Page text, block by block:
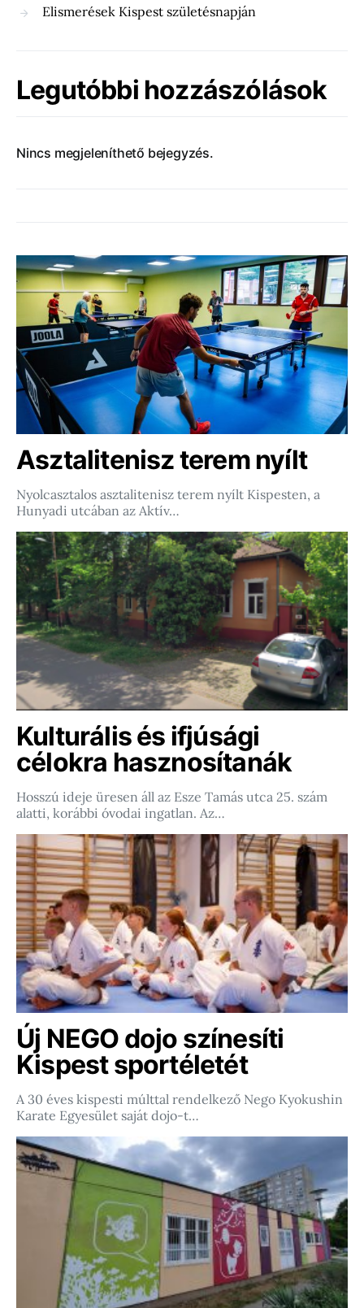
Elismerések Kispest születésnapján
Legutóbbi hozzászólások
Nincs megjeleníthető bejegyzés.
Asztalitenisz terem nyílt
Nyolcasztalos asztalitenisz terem nyílt Kispesten, a
Hunyadi utcában az Aktív…
Kulturális és ifjúsági
célokra hasznosítanák
Hosszú ideje üresen áll az Esze Tamás utca 25. szám
alatti, korábbi óvodai ingatlan. Az…
Új NEGO dojo színesíti
Kispest sportéletét
A 30 éves kispesti múlttal rendelkező Nego Kyokushin
Karate Egyesület saját dojo-t…